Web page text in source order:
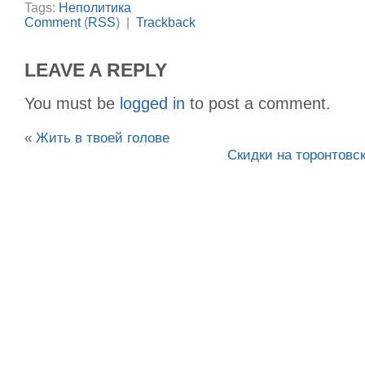
Tags: Неполитика
Comment(RSS) | Trackback
LEAVE A REPLY
You must be logged in to post a comment.
« Жить в твоей голове
Скидки на